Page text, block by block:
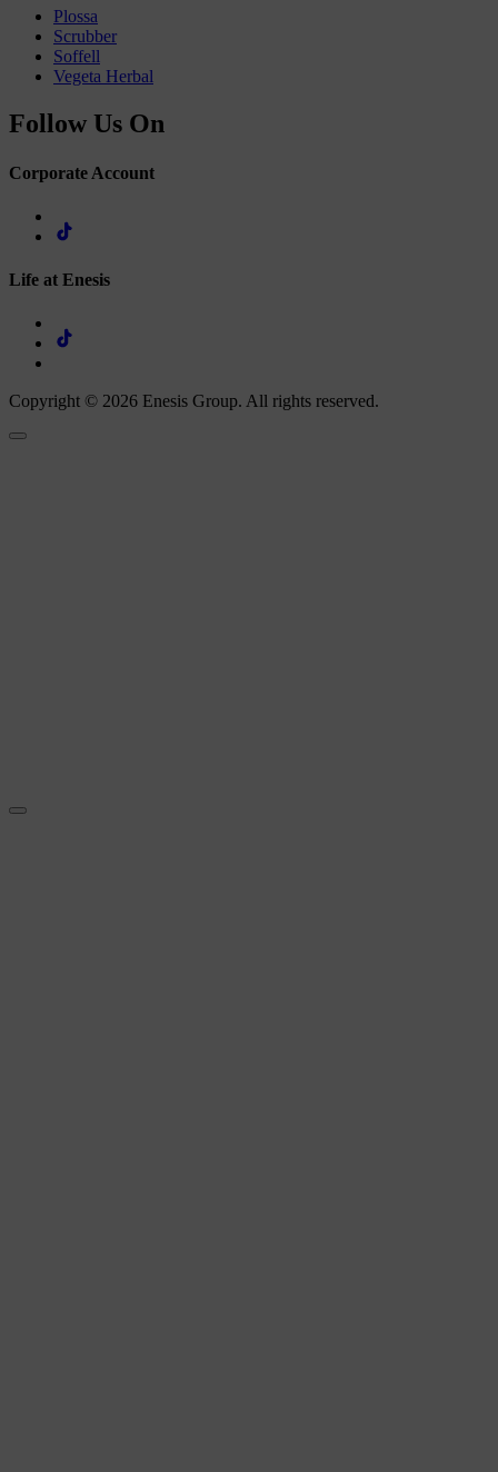
Plossa
Scrubber
Soffell
Vegeta Herbal
Follow Us On
Corporate Account
Life at Enesis
Copyright © 2026 Enesis Group. All rights reserved.